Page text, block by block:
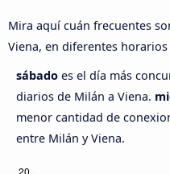
Mira aquí cuán frecuentes
Viena, en diferentes horarios
sábado es el día más
diarios de Milán a Viena.
menor cantidad de
entre Milán y Viena.